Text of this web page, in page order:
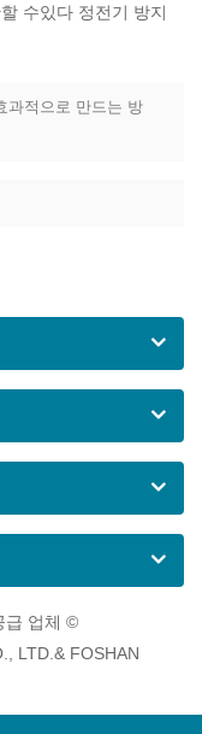
수있다 정전기 방지
과적으로 만드는 방
급 업체 ©
LTD.& FOSHAN